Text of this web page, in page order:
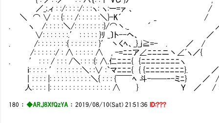
／_;.ィ : :/: : : :/: : :ヽ: ヽ:ー=ァ 、 / }i: : : : : も
＼ ⌒ ∨ : : {: : : /: : : : : :＼}-K´ _ / ／
. ヽ /: : : : :＼/: : : : : : : :}/⌒丶._ ´ ／ : :
∨: : : : : : :.′ : : : : : }ﾘ _〕ト--ヘ、
. /: : : : : : : :{ : : : : : : : }′ 丶くﾍ、_}_ｊ≧=- . ／
/: : : : : :/ : ∧ : : : : : ∧ , -=ﾆﾆア∠ﾆﾆﾆニ丶∠ﾞヽ／
. ′ : : : / : : : /＼: : : :{: ∧.仁ﾆﾆﾆ{ {ﾆﾆﾆﾆﾆﾆﾆﾆヽ
ｉ: : : : : ′: : : : : : :＼: :∨ :`マﾆﾆﾆ{ { {ﾆﾆﾆﾆﾆﾆﾆﾆ}. ／,
｜: : : : |: : : : : : : : : : :＼{ : : : {￣￣ﾍ 斗-──‐-ミﾆ} ／ /:
人: : : : |: : : : : : : : : : : : : : : : ∧ } Ｙ ／ / : :
180 ：◆ARJ8XfQzYA ：2019/08/10(Sat) 21:51:36 ID:???